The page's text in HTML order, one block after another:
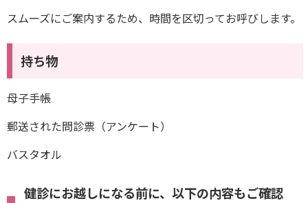
スムーズにご案内するため、時間を区切ってお呼びします。
持ち物
母子手帳
郵送された問診票（アンケート）
バスタオル
健診にお越しになる前に、以下の内容もご確認